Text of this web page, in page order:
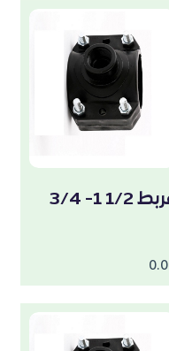
1/2 1- 3/4